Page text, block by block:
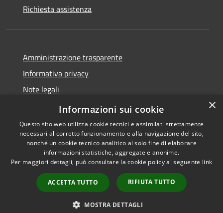
Richiesta assistenza
Amministrazione trasparente
Informativa privacy
Note legali
Dichiarazione di accessibilità
Accessibilità
Copyright © 2026 • Città di
Erice • Powered by
Municipium•
Accesso
redazione
×
Informazioni sui cookie
Questo sito web utilizza cookie tecnici e assimilati strettamente
necessari al corretto funzionamento e alla navigazione del sito,
nonché un cookie tecnico analitico al solo fine di elaborare
informazioni statistiche, aggregate e anonime.
Per maggiori dettagli, può consultare la cookie policy al seguente link
ACCETTA TUTTO RIFIUTA TUTTO
MOSTRA DETTAGLI